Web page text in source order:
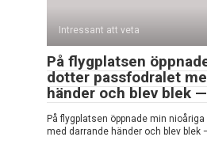
Intressant att veta
På flygplatsen
dotter passfodralet
händer och blev blek
På flygplatsen öppnade min
med darrande händer och blev blek